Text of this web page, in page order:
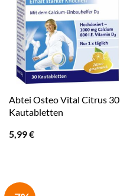
Abtei Osteo Vital Citrus 30
Kautabletten
5,99€